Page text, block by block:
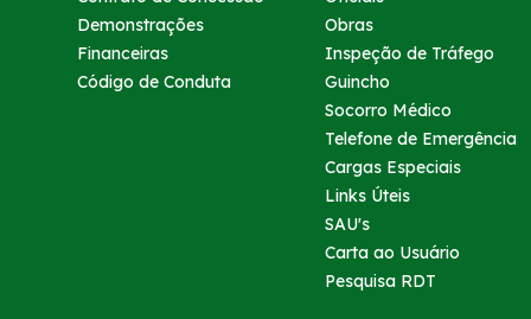
Demonstrações
Financeiras
Código de Conduta
Obras
Inspeção de Tráfego
Guincho
Socorro Médico
Telefone de Emergência
Cargas Especiais
Links Úteis
SAU's
Carta ao Usuário
Pesquisa RDT